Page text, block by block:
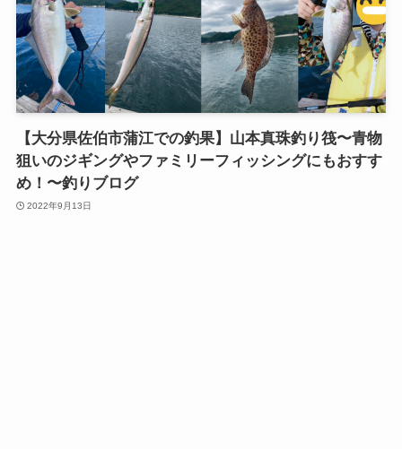
【大分県佐伯市蒲江での釣果】山本真珠釣り筏〜青物
狙いのジギングやファミリーフィッシングにもおすす
め！〜釣りブログ
2022年9月13日